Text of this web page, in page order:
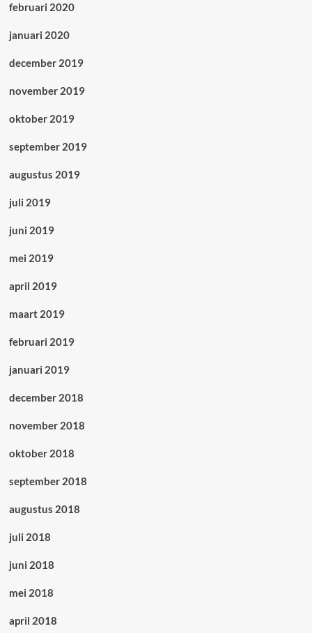
februari 2020
januari 2020
december 2019
november 2019
oktober 2019
september 2019
augustus 2019
juli 2019
juni 2019
mei 2019
april 2019
maart 2019
februari 2019
januari 2019
december 2018
november 2018
oktober 2018
september 2018
augustus 2018
juli 2018
juni 2018
mei 2018
april 2018